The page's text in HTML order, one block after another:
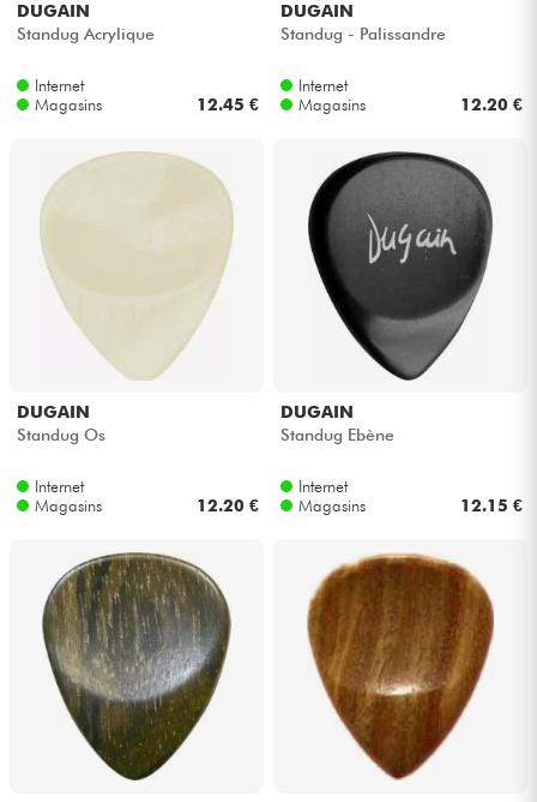
DUGAIN
Standug Acrylique
Internet
Magasins
12.45 €
DUGAIN
Standug - Palissandre
Internet
Magasins
12.20 €
DUGAIN
Standug Os
Internet
Magasins
12.20 €
DUGAIN
Standug Ebène
Internet
Magasins
12.15 €